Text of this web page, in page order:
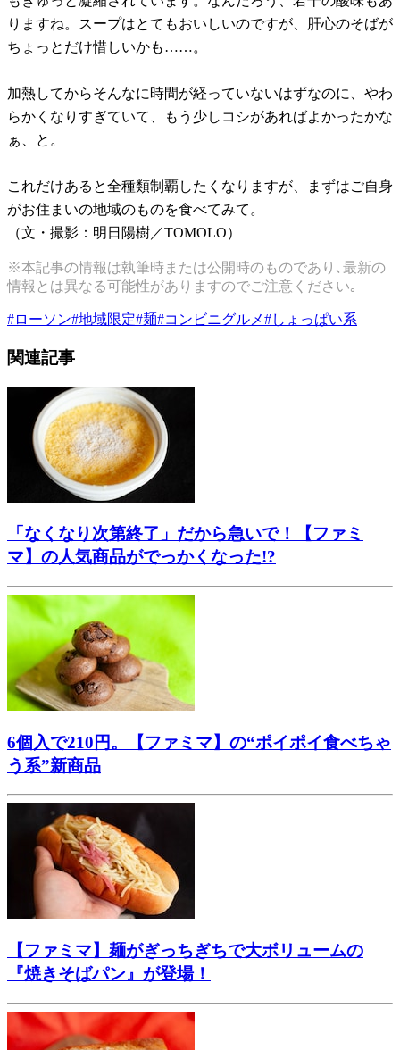
りますね。スープはとてもおいしいのですが、肝心のそばが
ちょっとだけ惜しいかも……。
加熱してからそんなに時間が経っていないはずなのに、やわ
らかくなりすぎていて、もう少しコシがあればよかったかな
ぁ、と。
これだけあると全種類制覇したくなりますが、まずはご自身
がお住まいの地域のものを食べてみて。
（文・撮影：明日陽樹／TOMOLO）
※本記事の情報は執筆時または公開時のものであり､最新の
情報とは異なる可能性がありますのでご注意ください｡
#ローソン#地域限定#麺#コンビニグルメ#しょっぱい系
関連記事
「なくなり次第終了」だから急いで！【ファミ
マ】の人気商品がでっかくなった!?
6個入で210円。【ファミマ】の“ポイポイ食べちゃ
う系”新商品
【ファミマ】麺がぎっちぎちで大ボリュームの
『焼きそばパン』が登場！